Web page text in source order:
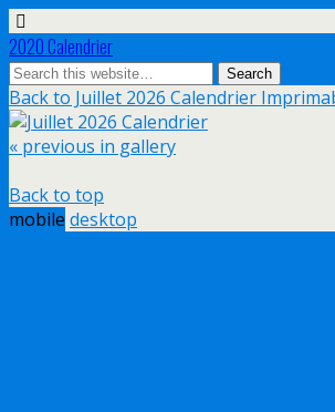
2020 Calendrier
Back to Juillet 2026 Calendrier
« previous in gallery
Back to top
mobile desktop